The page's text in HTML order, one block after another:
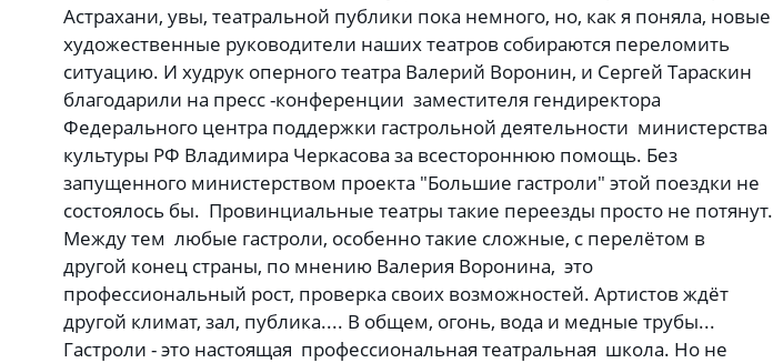
Астрахани, увы, театральной публики пока немного, но, как я поняла, новые
художественные руководители наших театров собираются переломить
ситуацию. И худрук оперного театра Валерий Воронин, и Сергей Тараскин
благодарили на пресс -конференции заместителя гендиректора
Федерального центра поддержки гастрольной деятельности министерства
культуры РФ Владимира Черкасова за всестороннюю помощь. Без
запущенного министерством проекта "Большие гастроли" этой поездки не
состоялось бы. Провинциальные театры такие переезды просто не потянут.
Между тем любые гастроли, особенно такие сложные, с перелётом в
другой конец страны, по мнению Валерия Воронина, это
профессиональный рост, проверка своих возможностей. Артистов ждёт
другой климат, зал, публика.... В общем, огонь, вода и медные трубы...
Гастроли - это настоящая профессиональная театральная школа. Но не